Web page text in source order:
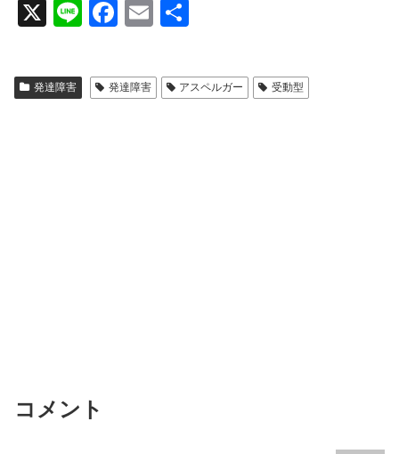
X
Li
e
F
c
e
E
ail
発達障害 発達障害 アスペルガー 受動型
コメント